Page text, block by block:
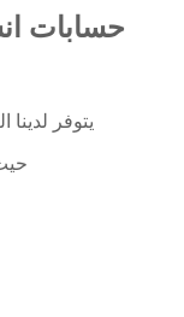
حسابات
يتوفر